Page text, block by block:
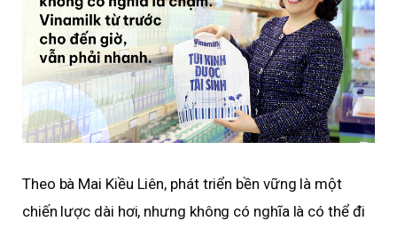
Theo bà Mai Kiều Liên, phát triển bền vững là một
chiến lược dài hơi, nhưng không có nghĩa là có thể đi